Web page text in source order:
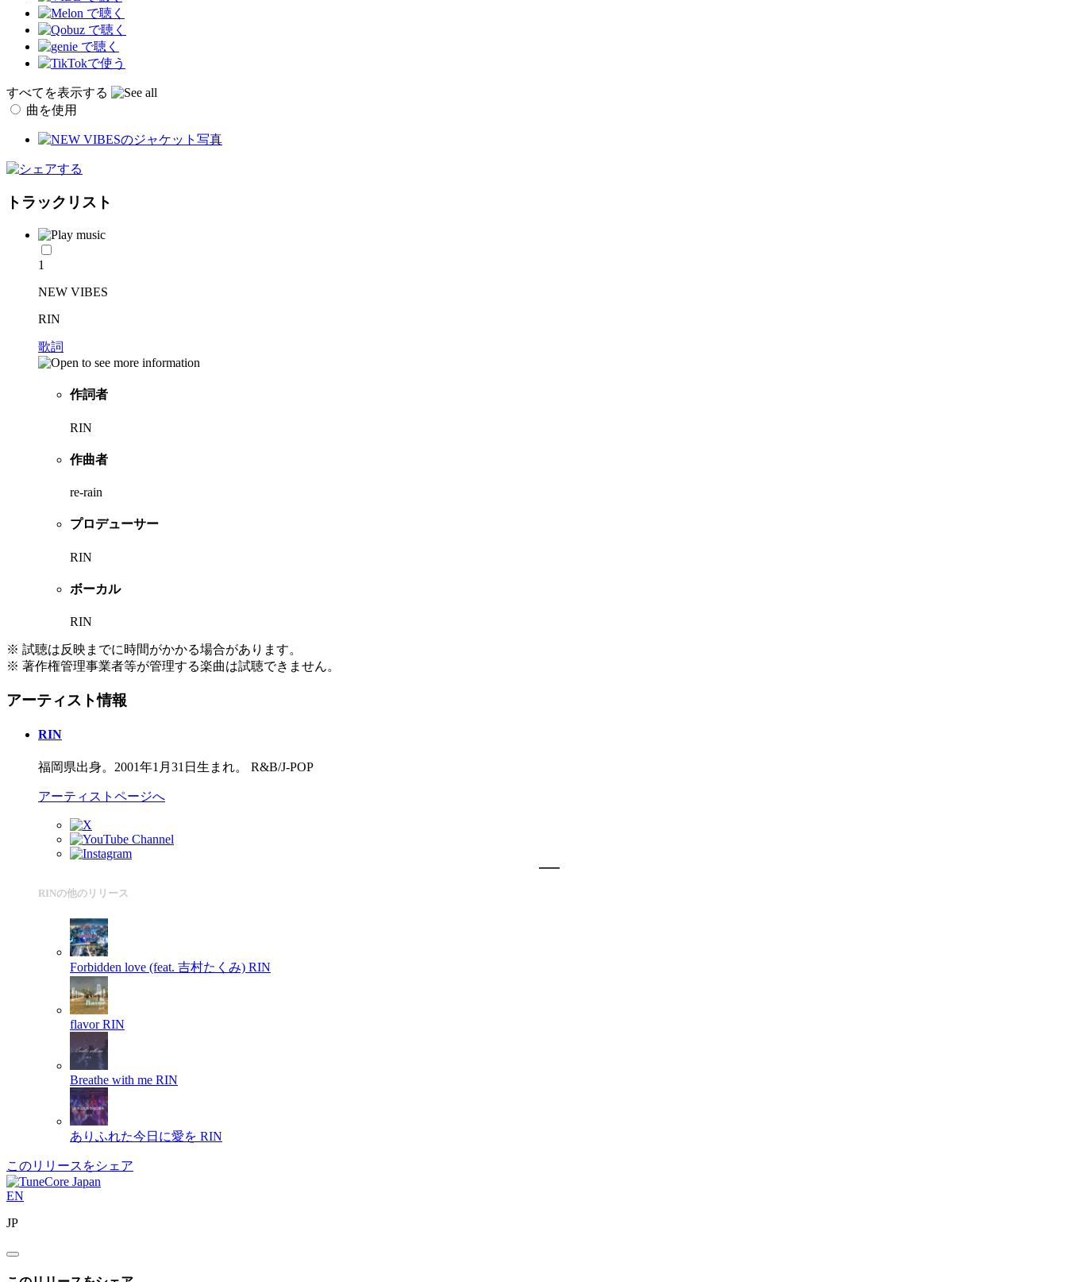
すべてを表示する
曲を使用
トラックリスト
1
NEW VIBES
RIN
歌詞
作詞者
RIN
作曲者
re-rain
プロデューサー
RIN
ボーカル
RIN
※ 試聴は反映までに時間がかかる場合があります。
※ 著作権管理事業者等が管理する楽曲は試聴できません。
アーティスト情報
RIN
福岡県出身。2001年1月31日生まれ。 R&B/J-POP
アーティストページへ
RINの他のリリース
Forbidden love (feat. 吉村たくみ) RIN
flavor RIN
Breathe with me RIN
ありふれた今日に愛を RIN
このリリースをシェア
EN
JP